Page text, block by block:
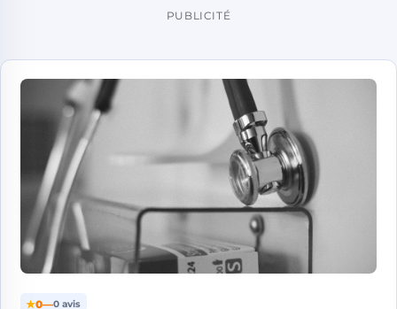
PUBLICITÉ
★0—0 avis